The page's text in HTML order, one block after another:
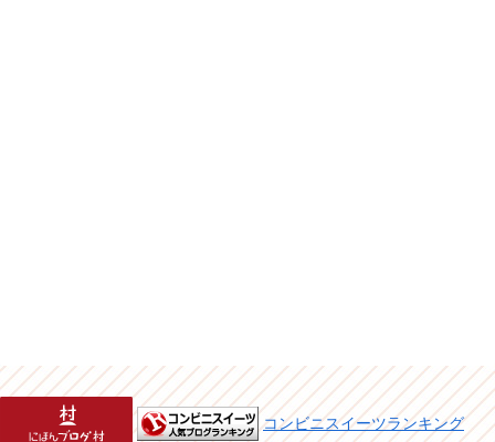
コンビニスイーツランキング